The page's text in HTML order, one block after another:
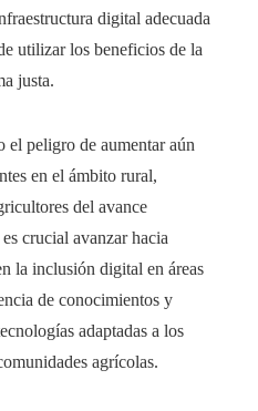
digital adecuada
utilizar los beneficios de la
justa.
el peligro de aumentar aún
en el ámbito rural,
del avance
crucial avanzar hacia
la inclusión digital en áreas
de conocimientos y
adaptadas a los
agrícolas.